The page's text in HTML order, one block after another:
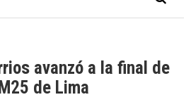
avanzó a la final de
de Lima